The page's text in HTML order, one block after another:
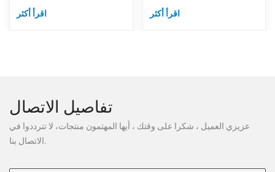
خارجي مقاوم للماء IP65
اقرأ أكثر
إضاءة الحديقة
خارجي مقاوم للماء IP65
اقرأ أكثر
تفاصيل الاتصال
عزيزي العميل ، شكرا على وقتك ، أيها المهتمون منتجات، لا تترددوا في
الاتصال بنا.